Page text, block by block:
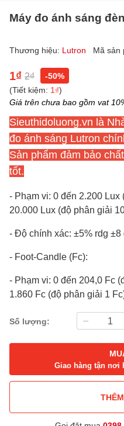
Máy đo ánh sáng
Thương hiệu: Lutron Mã sản
1₫ 2₫
-50%
(Tiết kiệm: 1₫)
Giá trên chưa bao gồm vat
Sieuthidoluong.vn là
đo ánh sáng Lutron
Sản phẩm đảm bảo
tốt.
- Phạm vi: 0 đến 2.200
20.000 Lux (độ phân giải
- Độ chính xác: ±5% rdg ±8
- Foot-Candle (Fc):
- Phạm vi: 0 đến 204,0 Fc
1.860 Fc (độ phân giải 1
Số lượng:
Giao hàng tận nơi